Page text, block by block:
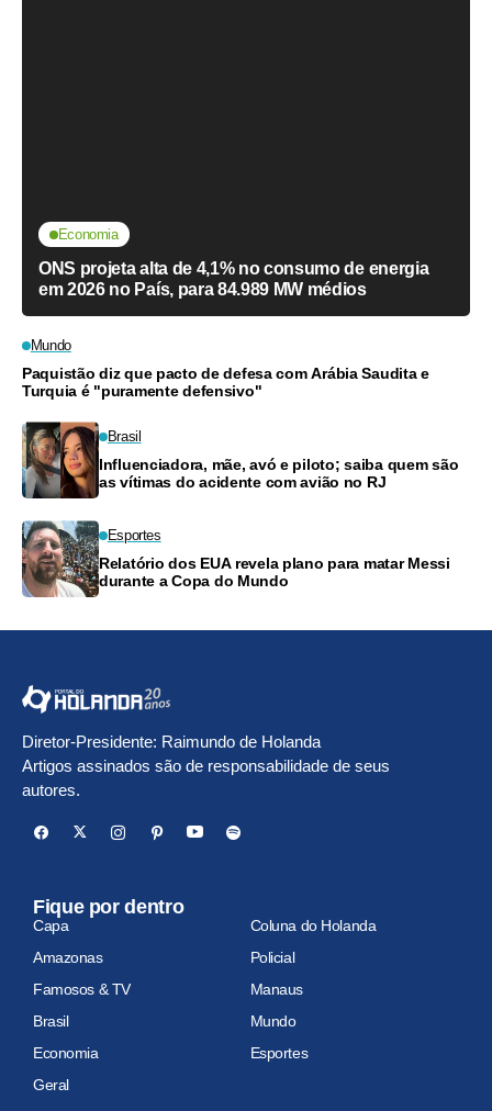
Economia
ONS projeta alta de 4,1% no consumo de energia
em 2026 no País, para 84.989 MW médios
Mundo
Paquistão diz que pacto de defesa com Arábia Saudita e
Turquia é "puramente defensivo"
Brasil
Influenciadora, mãe, avó e piloto; saiba quem são
as vítimas do acidente com avião no RJ
Esportes
Relatório dos EUA revela plano para matar Messi
durante a Copa do Mundo
Diretor-Presidente: Raimundo de Holanda
Artigos assinados são de responsabilidade de seus
autores.
Fique por dentro
Capa
Coluna do Holanda
Amazonas
Policial
Famosos & TV
Manaus
Brasil
Mundo
Economia
Esportes
Geral